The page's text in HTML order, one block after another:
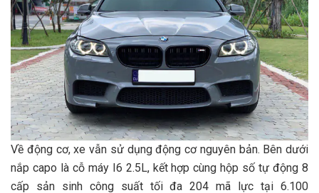
Về động cơ, xe vẫn sử dụng động cơ nguyên bản. Bên dưới
nắp capo là cỗ máy I6 2.5L, kết hợp cùng hộp số tự động 8
cấp sản sinh công suất tối đa 204 mã lực tại 6.100